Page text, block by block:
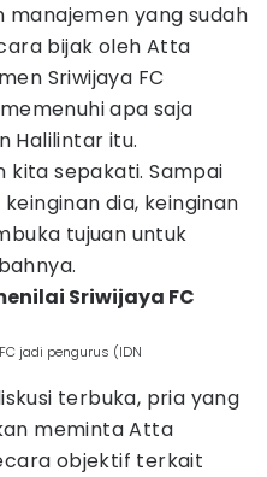
yang sudah
bijak oleh Atta
Sriwijaya FC
apa saja
Halilintar itu.
kita sepakati. Sampai
dia, keinginan
tujuan untuk
Sriwijaya FC
jadi pengurus (IDN
terbuka, pria yang
meminta Atta
objektif terkait